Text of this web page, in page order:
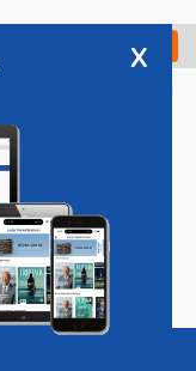
Check in
Vacatures
x